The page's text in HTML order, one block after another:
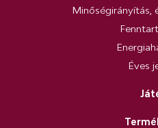
Minőségirányítás,
Éves